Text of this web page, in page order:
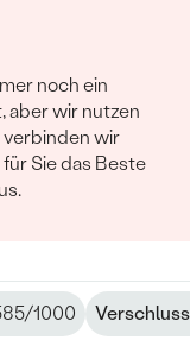
noch ein
aber wir nutzen
verbinden wir
Sie das Beste
1000